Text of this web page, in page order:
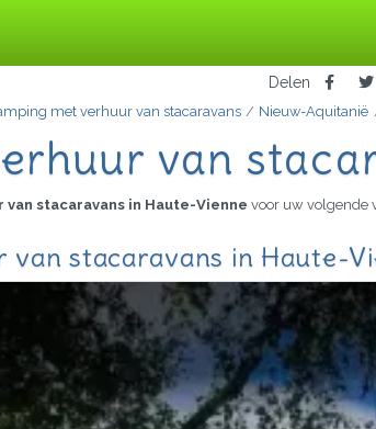
Delen
met verhuur van stacaravans Nieuw-Aquitanië
van
stacaravans in Haute-Vienne voor uw volgende
van stacaravans in Haute-